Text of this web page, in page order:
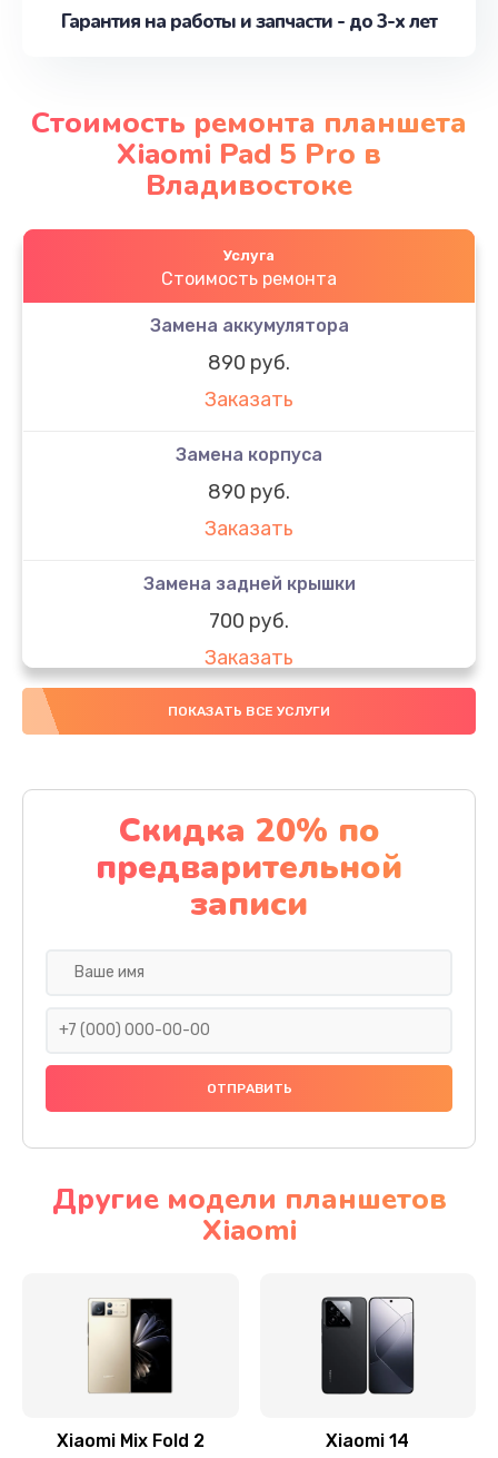
Гарантия на работы и запчасти - до 3-х лет
Стоимость ремонта планшета
Xiaomi Pad 5 Pro в
Владивостоке
Услуга
Стоимость ремонта
Замена аккумулятора
890 руб.
Заказать
Замена корпуса
890 руб.
Заказать
Замена задней крышки
700 руб.
Заказать
Комплексная чистка
Заказать
Замена стекла
1100 руб.
Заказать
Замена разъема питания
Замена шлейфа
Ремонт мультиконтроллера
ПОКАЗАТЬ ВСЕ УСЛУГИ
Скидка 20% по
предварительной
записи
Другие модели планшетов
Xiaomi
Xiaomi Mix Fold 2 Xiaomi 14